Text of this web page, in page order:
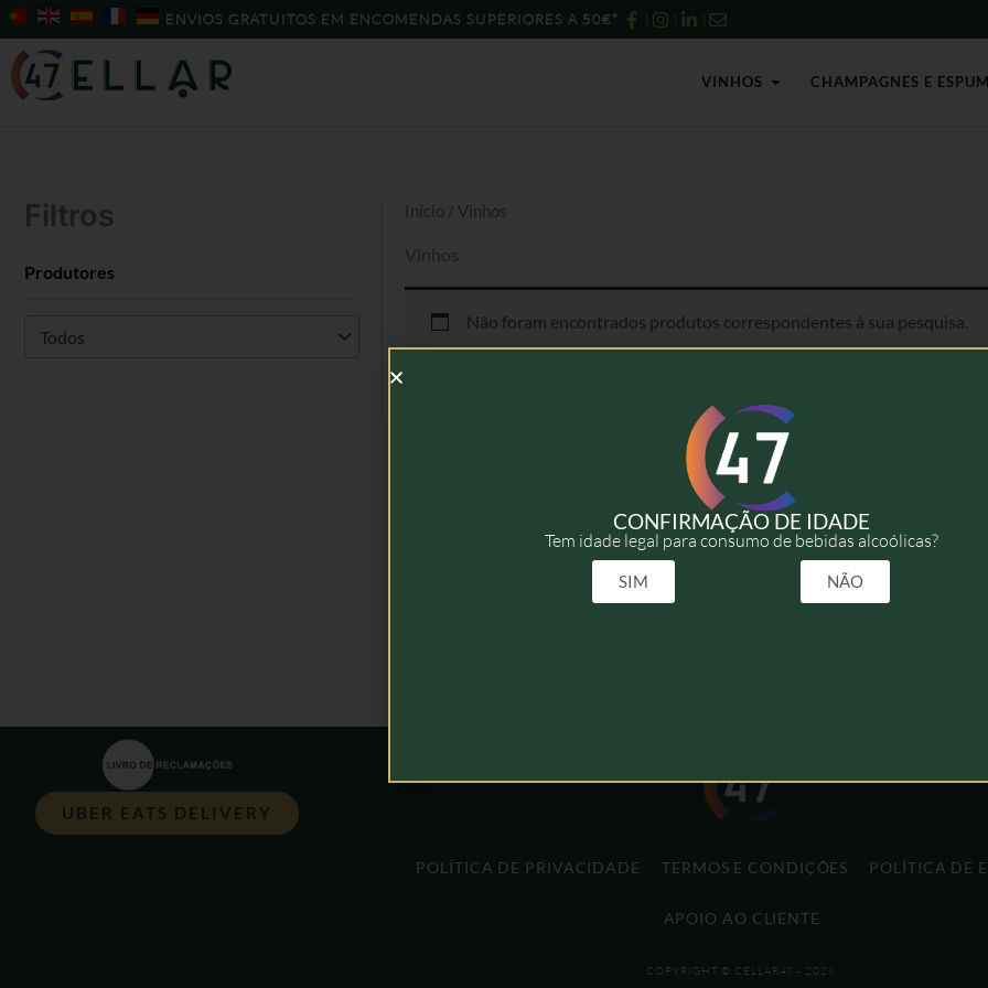
Skip
to
content
ENVIOS GRATUITOS EM ENCOMENDAS SUPERIORES A 50€*
VINHOS Open Vinhos
CHAMPAGNES E
Filtros
Produtores
Todos
Início / Vinhos
Vinhos
Não foram encontrados produtos correspondentes à sua pesquisa.
POLÍTICA DE PRIVACIDADE TERMOS E CONDIÇÕES POLÍTICA DE
APOIO AO CLIENTE
COPYRIGHT © CELLAR47 - 2026
UBER EATS DELIVERY
CONFIRMAÇÃO DE IDADE
Tem idade legal para consumo de bebidas alcoólicas?
SIM NÃO